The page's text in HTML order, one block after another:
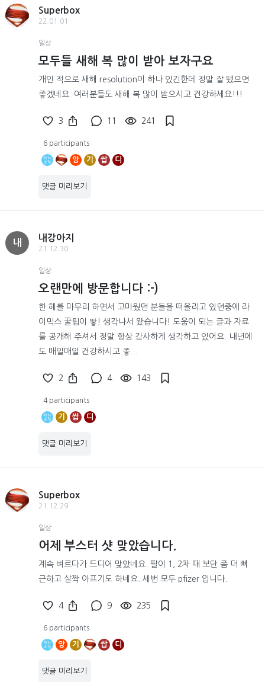
Superbox
22.01.01
일상
모두들 새해 복 많이 받아 보자구요
개인 적으로 새해 resolution이 하나 있긴한데 정말 잘 됐으면
좋겠네요. 여러분들도 새해 복 많이 받으시고 건강하세요!!!
3 11 241
6 participants
앙 기 쌉 디
댓글 미리보기
내
내강아지
21.12.30
일상
오랜만에 방문합니다 :-)
한 해를 마무리 하면서 고마웠던 분들을 떠올리고 있던중에 라
이믹스 꿀팁이 뙇! 생각나서 왔습니다! 도움이 되는 글과 자료
를 공개해 주셔서 정말 항상 감사하게 생각하고 있어요. 내년에
도 매일매일 건강하시고 좋...
2 4 143
4 participants
기 쌉 디
댓글 미리보기
Superbox
21.12.29
일상
어제 부스터 샷 맞았습니다.
계속 벼르다가 드디어 맞았네요. 팔이 1, 2차 때 보단 좀 더 뻐
근하고 살짝 아프기도 하네요. 세번 모두 pfizer 입니다.
4 9 235
6 participants
앙 기 쌉 디
댓글 미리보기